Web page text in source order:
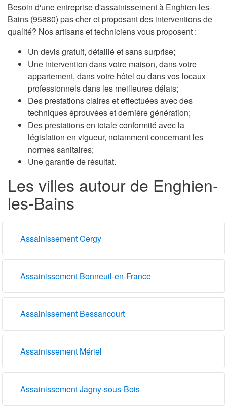
Besoin d'une entreprise d'assainissement à Enghien-les-
Bains (95880) pas cher et proposant des interventions de
qualité? Nos artisans et techniciens vous proposent :
Un devis gratuit, détaillé et sans surprise;
Une intervention dans votre maison, dans votre
appartement, dans votre hôtel ou dans vos locaux
professionnels dans les meilleures délais;
Des prestations claires et effectuées avec des
techniques éprouvées et dernière génération;
Des prestations en totale conformité avec la
législation en vigueur, notamment concernant les
normes sanitaires;
Une garantie de résultat.
Les villes autour de Enghien-
les-Bains
Assainissement Cergy
Assainissement Bonneuil-en-France
Assainissement Bessancourt
Assainissement Mériel
Assainissement Jagny-sous-Bois